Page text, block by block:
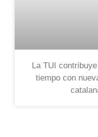
La TUI
tiempo con